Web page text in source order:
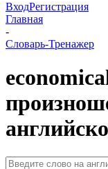
ВходРегистрация
Главная
-
Словарь-Тренажер